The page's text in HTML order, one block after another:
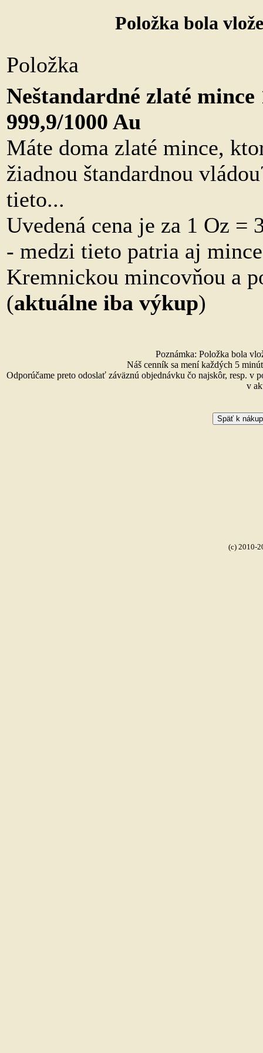
Položka bola
Neštandardné zlaté mince
999,9/1000 Au
Máte doma zlaté mince,
žiadnou štandardnou
tieto...
Uvedená cena je za 1 Oz =
- medzi tieto patria aj
Kremnickou mincovňou a
(aktuálne iba výkup)
Poznámka: Položka bola
Náš cenník sa mení každých 5
Odporúčame preto odoslať záväznú objednávku čo najskôr, resp. v
v
(c) 2010-